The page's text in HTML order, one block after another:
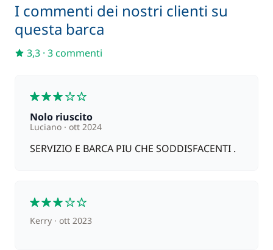
Motore fuoribordo 110,00 €
Paddle (SUP)
Parcheggio auto 10,00 €
/ giorno
Skipper (pasti non inclusi)
I commenti dei nostri clienti su
questa barca
3,3 · 3 commenti
Nolo riuscito
Luciano ott 2024
SERVIZIO E BARCA PIU CHE SODDISFACENTI .
Kerry ott 2023